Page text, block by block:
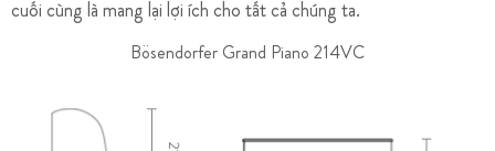
cuối cùng là mang lại lợi ích cho tất cả chúng ta.
Bösendorfer Grand Piano 214VC